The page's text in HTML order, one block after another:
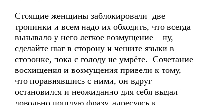
Стоящие женщины заблокировали две
тропинки и всем надо их обходить, что всегда
вызывало у него легкое возмущение – ну,
сделайте шаг в сторону и чешите языки в
сторонке, пока с голоду не умрёте. Сочетание
восхищения и возмущения привели к тому,
что поравнявшись с ними, он вдруг
остановился и неожиданно для себя выдал
довольно пошлую фразу, адресуясь к